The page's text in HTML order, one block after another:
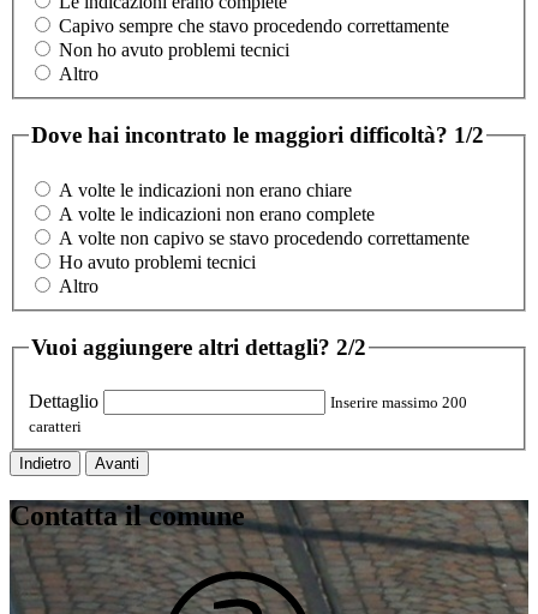
Capivo sempre che stavo procedendo correttamente
Non ho avuto problemi tecnici
Altro
Dove hai incontrato le maggiori difficoltà? 1/2
A volte le indicazioni non erano chiare
A volte le indicazioni non erano complete
A volte non capivo se stavo procedendo correttamente
Ho avuto problemi tecnici
Altro
Vuoi aggiungere altri dettagli? 2/2
Dettaglio
Inserire massimo 200
caratteri
Indietro Avanti
Contatta il comune